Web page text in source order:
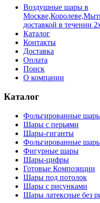
Воздушные шары в
доставкой в течении
Каталог
Контакты
Доставка
Оплата
Поиск
О компании
Каталог
Фольгированные
Шары с перьями
Шары-гиганты
Фольгированные
Фигурные шары
Шары-цифры
Готовые Композиции
Шары под потолок
Шары с рисунками
Шары латексные без